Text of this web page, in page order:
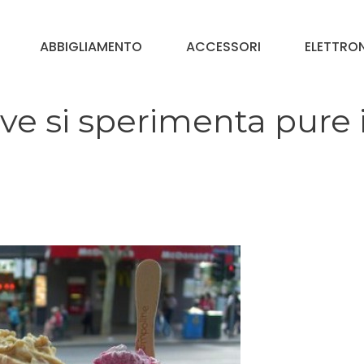
ABBIGLIAMENTO ACCESSORI
si sperimenta pure